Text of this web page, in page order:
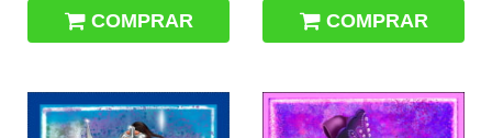
COMPRAR COMPRAR